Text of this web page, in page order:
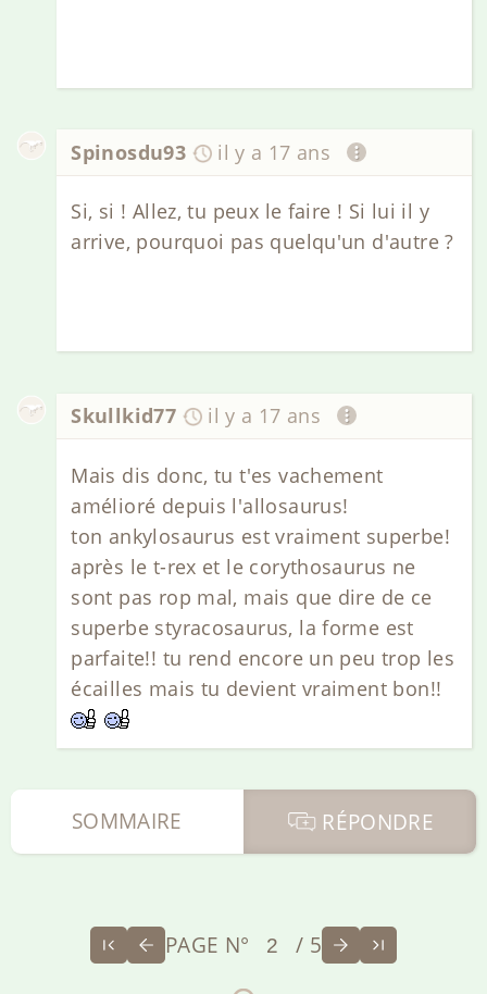
Spinosdu93 il y a 17 ans
Si, si ! Allez, tu peux le faire ! Si lui il y
arrive, pourquoi pas quelqu'un d'autre ?
Skullkid77 il y a 17 ans
Mais dis donc, tu t'es vachement
amélioré depuis l'allosaurus!
ton ankylosaurus est vraiment superbe!
après le t-rex et le corythosaurus ne
sont pas rop mal, mais que dire de ce
superbe styracosaurus, la forme est
parfaite!! tu rend encore un peu trop les
écailles mais tu devient vraiment bon!!
RÉPONDRE
SOMMAIRE
PAGE N° / 5